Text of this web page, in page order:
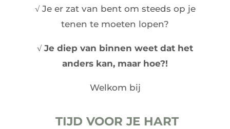
√ Je er zat van bent om steeds op je
tenen te moeten lopen?
√ Je diep van binnen weet dat het
anders kan, maar hoe?!
Welkom bij
TIJD VOOR JE HART